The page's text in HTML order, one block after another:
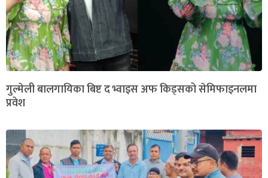
गुल्मेली बालगायिका बिष्ट द भ्वाइस अफ किड्सको सेमिफाइनलमा
प्रवेश